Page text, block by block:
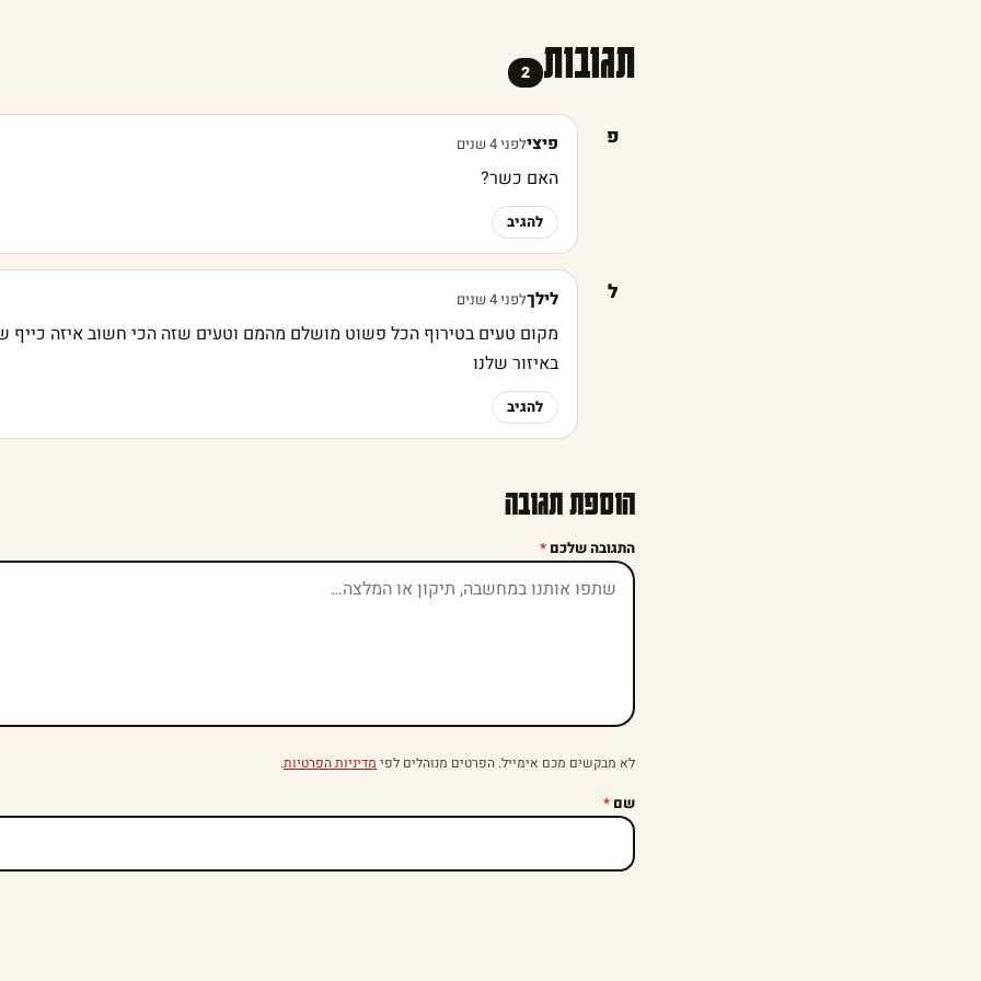
תגובות 2
פ פיצילפני 4 שנים
האם כשר?
להגיב
ל לילךלפני 4 שנים
מקום טעים בטירוף הכל פשוט מושלם מהמם וטעים שזה הכי חשוב איזה כייף
באיזור שלנו
להגיב
הוספת תגובה
התגובה שלכם *
לא מבקשים מכם אימייל. הפרטים מנוהלים לפי מדיניות הפרטיות.
שם *